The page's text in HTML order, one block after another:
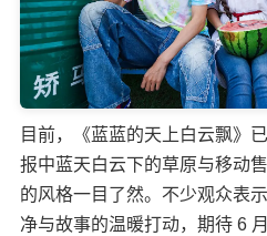
目前，《蓝蓝的天上白云飘》
报中蓝天白云下的草原与移动
的风格一目了然。不少观众表
净与故事的温暖打动，期待 6